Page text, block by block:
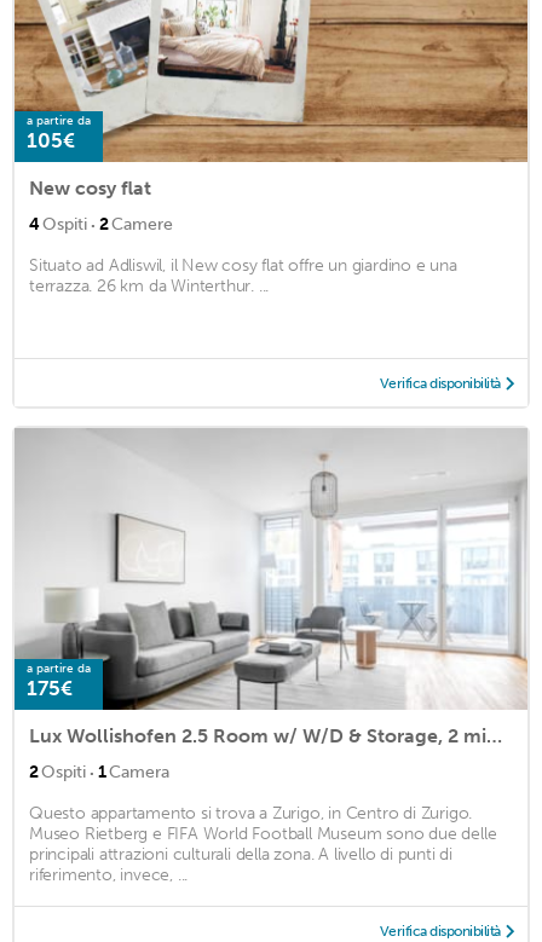
a partire da
105€
New cosy flat
4Ospiti · 2Camere
Situato ad Adliswil, il New cosy flat offre un giardino e una
terrazza. 26 km da Winterthur. ...
Verifica disponibilità
a partire da
175€
Lux Wollishofen 2.5 Room w/ W/D & Storage, 2 min to Market, by Blueground
2Ospiti · 1Camera
Questo appartamento si trova a Zurigo, in Centro di Zurigo.
Museo Rietberg e FIFA World Football Museum sono due delle
principali attrazioni culturali della zona. A livello di punti di
riferimento, invece, ...
Verifica disponibilità